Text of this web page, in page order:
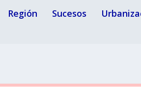
Región Sucesos